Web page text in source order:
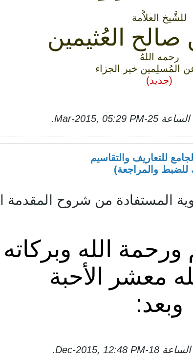
للشَّيخ العلاَّمة
العُثيمين
رحمه اللهُ
المُسلِمين خير الجزاء
(جديد)
الساعة 25-Mar-2015, 05:29 PM
.
الجامع للتعاريف والتقاسيم
للضبط والمراجعة)
المستفادة من شروح المقدمة
ورحمة الله وبركاته
معشر الأحبة
وبعد:
18-Dec-2015, 12:48 PM
.